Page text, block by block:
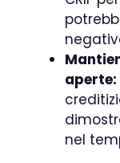
aperte:
nel